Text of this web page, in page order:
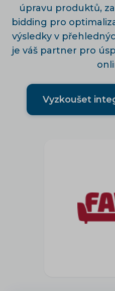
úpravu produktů,
bidding pro
výsledky v
je váš partner pro
Vyzkoušet